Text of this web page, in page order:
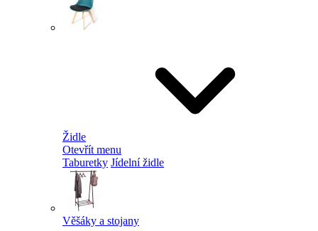
Židle
Otevřít menu
Taburetky Jídelní židle
Věšáky a stojany